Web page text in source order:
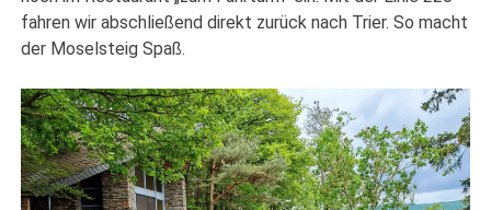
fahren wir abschließend direkt zurück nach Trier. So macht
der Moselsteig Spaß.